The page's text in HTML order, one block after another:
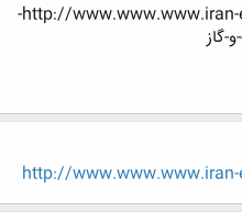
http://www.www.www.iran-eng.ir/showthread.php/469546-
گاز
http://